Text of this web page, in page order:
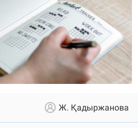
Ж. Қадыржанова